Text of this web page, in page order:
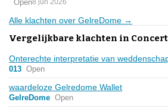
Open8 jun 2026
Alle klachten over GelreDome →
Vergelijkbare klachten in
Onterechte interpretatie van
013 Open
waardeloze Gelredome Wallet
GelreDome Open